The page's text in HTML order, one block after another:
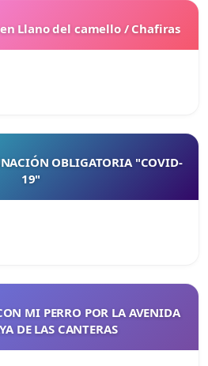
Llano del camello / Chafiras
OBLIGATORIA "COVID-
19"
MI PERRO POR LA AVENIDA
DE LAS CANTERAS